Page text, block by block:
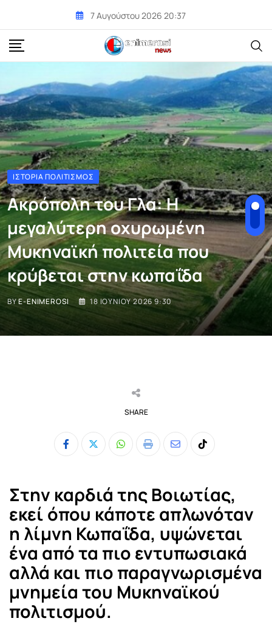
content
7 Αυγούστου 2026 20:37
ΙΣΤΟΡΊΑ ΠΟΛΙΤΙΣΜΌΣ
Ακρόπολη του Γλα: Η
μεγαλύτερη οχυρωμένη
Μυκηναϊκή πολιτεία που
κρύβεται στην κωπαΐδα
BYE-ENIMEROSI 18 ΙΟΥΝΊΟΥ 2026 9:30
SHARE
Whatsapp
Print
ShareTiktok
Στην καρδιά της Βοιωτίας,
εκεί όπου κάποτε απλωνόταν
η λίμνη Κωπαΐδα, υψώνεται
ένα από τα πιο εντυπωσιακά
αλλά και πιο παραγνωρισμένα
μνημεία του Μυκηναϊκού
πολιτισμού.